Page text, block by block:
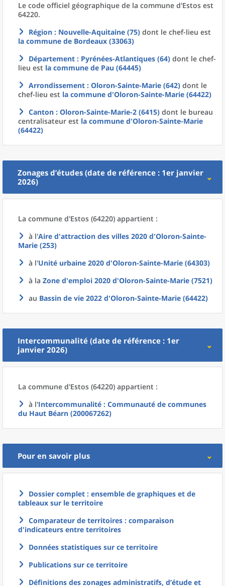
Le code officiel géographique de la commune d'Estos est
64220.
Région : Nouvelle-Aquitaine (75) dont le chef-lieu est
la commune de Bordeaux (33063)
Département : Pyrénées-Atlantiques (64) dont le chef-
lieu est la commune de Pau (64445)
Arrondissement : Oloron-Sainte-Marie (642) dont le
chef-lieu est la commune d'Oloron-Sainte-Marie (64422)
Canton : Oloron-Sainte-Marie-2 (6415) dont le bureau
centralisateur est la commune d'Oloron-Sainte-Marie
(64422)
Zonages d’études (date de référence : 1er janvier
2026)
La commune d'Estos (64220) appartient :
à l'Aire d'attraction des villes 2020 d'Oloron-Sainte-
Marie (253)
à l'Unité urbaine 2020 d'Oloron-Sainte-Marie (64303)
à la Zone d'emploi 2020 d'Oloron-Sainte-Marie (7521)
au Bassin de vie 2022 d'Oloron-Sainte-Marie (64422)
Intercommunalité (date de référence : 1er
janvier 2026)
La commune d'Estos (64220) appartient :
à l'Intercommunalité : Communauté de communes
du Haut Béarn (200067262)
Pour en savoir plus
Dossier complet : ensemble de graphiques et de
tableaux sur le territoire
Comparateur de territoires : comparaison
d'indicateurs entre territoires
Données statistiques sur ce territoire
Publications sur ce territoire
Définitions des zonages administratifs, d’étude et